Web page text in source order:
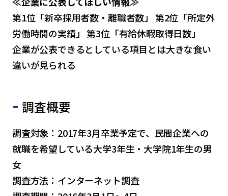
第1位「新卒採用者数・離職者数」 第2位「所定外
労働時間の実績」 第3位「有給休暇取得日数」
企業が公表できるとしている項目とは大きな食い
違いが見られる
調査概要
調査対象：2017年3月卒業予定で、民間企業への
就職を希望している大学3年生・大学院1年生の男
女
調査方法：インターネット調査